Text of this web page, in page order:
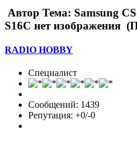
Автор Тема: Samsung
S16C нет изображения
RADIO HOBBY
Специалист
Сообщений: 1439
Репутация: +0/-0